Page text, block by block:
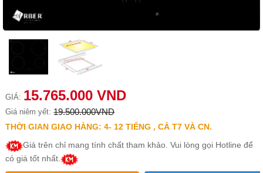
GIÁ: 15.765.000 VND
Giá niêm yết: 19.500.000VND
THỜI GIAN GIAO HÀNG: 4- 12 TIẾNG , CẢ T7 VÀ CN.
Giá trên chỉ mang tính chất tham khảo. Vui lòng gọi Hotline để
có giá tốt nhất.